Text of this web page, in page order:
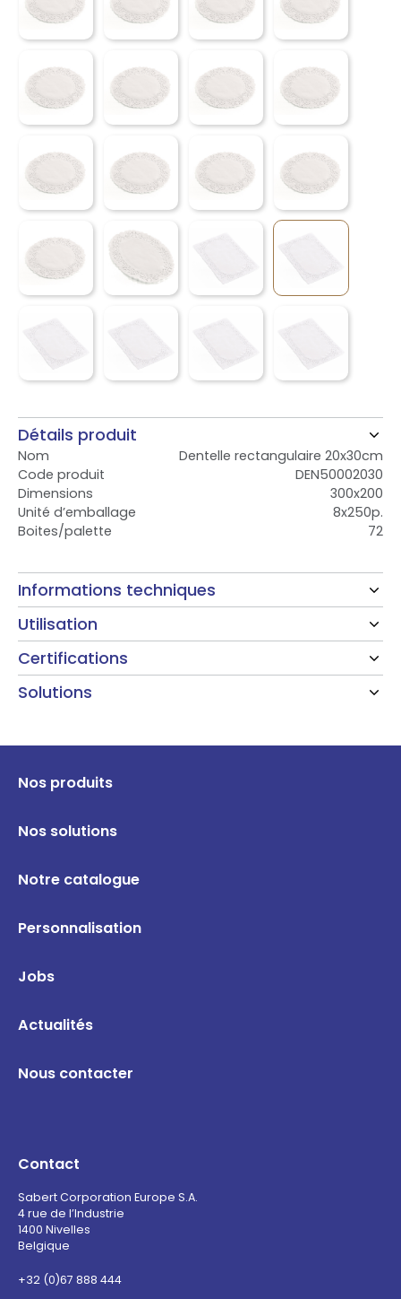
Détails produit
Nom
Dentelle rectangulaire 20x30cm
Code produit
DEN50002030
Dimensions
300x200
Unité d’emballage
8x250p.
Boites/palette
72
Informations techniques
Utilisation
Certifications
Solutions
Nos produits
Nos solutions
Notre catalogue
Personnalisation
Jobs
Actualités
Nous contacter
Contact
Sabert Corporation Europe S.A.
4 rue de l’Industrie
1400 Nivelles
Belgique
+32 (0)67 888 444